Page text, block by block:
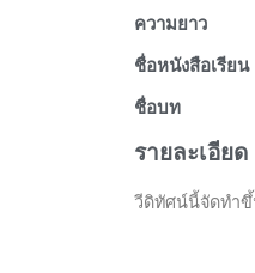
ความยาว
ชื่อหนังสือเรียน
ชื่อบท
รายละเอียด
วีดิทัศน์นี้จัดทำขึ้